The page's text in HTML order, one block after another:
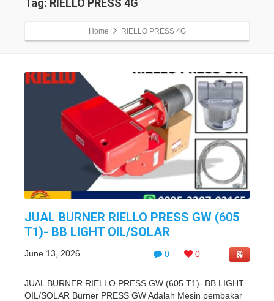
Tag: RIELLO PRESS 4G
Home RIELLO PRESS 4G
JUAL BURNER RIELLO PRESS GW (605
T1)- BB LIGHT OIL/SOLAR
0 0
June 13, 2026
JUAL BURNER RIELLO PRESS GW (605 T1)- BB LIGHT
OIL/SOLAR Burner PRESS GW Adalah Mesin pembakar